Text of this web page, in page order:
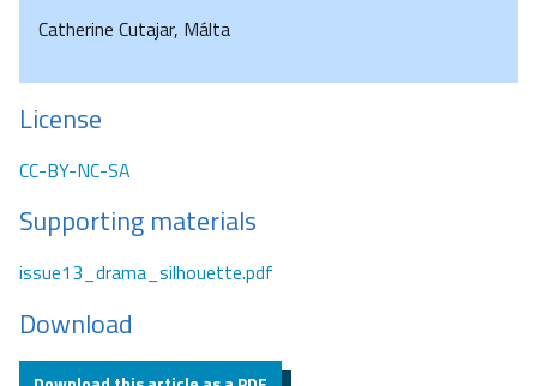
Catherine Cutajar, Málta
License
CC-BY-NC-SA
Supporting materials
issue13_drama_silhouette.pdf
Download